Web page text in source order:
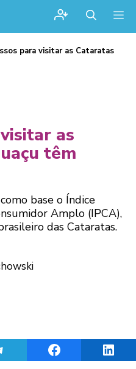
para visitar as Cataratas
as
têm
base o Índice
Amplo (IPCA),
das Cataratas.
Share on TelegramShare on Facebook